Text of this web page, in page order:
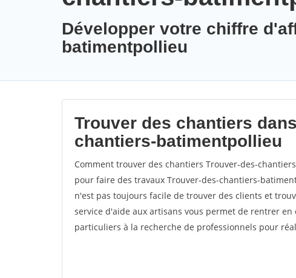
Développer votre chiffre
batimentpollieu
Trouver des chantiers
chantiers-batimentpollieu
Comment trouver des chantiers Trouver-des-
pour faire des travaux Trouver-des-chantiers-
n'est pas toujours facile de trouver des clients et
service d'aide aux artisans vous permet de rentrer
particuliers à la recherche de professionnels pour